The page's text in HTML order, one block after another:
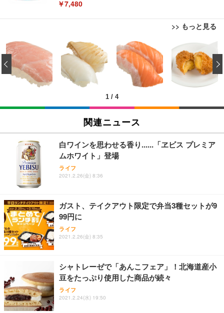
￥7,480
>> もっと見る
[EdoErgo] オフィスチェア 椅子 テレワーク 疲れな
い 跳ね上げ式アームレスト コンパクト 約105度ロッ
キング pc 事務椅子 360度回転 座面昇降 強化ナイロ
ン樹脂ベース 通気性メッシュ 在宅ワーク H-WY01
(黒網+黒枠+黒足)
￥5,699
SIHOO B100 オフィスチェア／デスクチェア メッシ
ュチェア 人間工学 疲れない ブラック
￥27,999
Sezlife オフィスチェア デスクチェア 疲れない テレ
ワーク チェア 強化バックレスト 30度ロッキング機
能 人間工学 椅子 腰サポート 90度跳ね上げ式アーム
ョン PCチェア 通気性メッシュ ゲーミング/勉強/事
務用 おしゃれ パソコンチェア (ブラック)
Sezlife オフィスチェア デスクチェア 疲れない テレ
ワーク チェア 強化バックレスト 30度ロッキング機
能 人間工学 椅子 腰サポート 90度跳ね上げ式アーム
務用 おしゃれ パソコンチェア (ホワイト)
ANDWINT オフィスチェア デスクチェア 肘なし メ
ッシュ 通気性 ランバーサポート付き 腰サポート ガ
ス圧無段階昇降 360度回転 キャスター付き コンパク
EIZO ビジネス向けプレミアムモニター | FlexScan
EV3240X-WT | 31.5型4K UHD・USB Type-C・ホワ
イト
￥105,595
EIZO ビジネス向けプレミアムモニター | FlexScan
￥109,572
【純正品】27"ゲーミングモニター DualSense 充電
フック付き（CFI-ZDM1J）
【整備済み品】Dell E2724HS 27インチ 液晶モニタ
ー フルHD（1920×1080）VA 非光沢 HDMI/DisplayP
ort/VGA スピーカー内蔵 高さ調整 スイベル VESA対
【MiniLED/24.5inch/280Hz/FHD】GRAPHT THE S
HOOTER Gaming Monitor 24” Essential ゲーミン
グモニター QD 24.5インチ 1ms FHD 量子ドット 残
Amazonベーシック ペットシーツ 薄型 レギュラー 1
回使い捨て 無香料 ホワイト 300枚
￥3,373
Amazonベーシック ペットシーツ 厚型 ワイド 42枚
x2袋(84枚) ホワイト(吸収面:ライトブルー)
￥3,234
ネオ・ルーライフ ネオ・オムツ L 中型犬用 26枚入
り 単品
Smart Basic(スマートベーシック) 【Amazon.co.jp
限定】 Smart Basic アイリスオーヤマ ペットシーツ
超厚型 お徳用 ワイド 100枚入 (x 1) (ケース販売)
アイリスオーヤマ ペットシーツ 超厚型 お徳用 レギ
ュラー 200枚入【Amazon.co.jp限定】
1 / 4
‹
関連ニュース
白ワインを思わせる香り......「ヱビス プレミア
ムホワイト」登場
ライフ
2021.2.26(金) 8:36
ガスト、テイクアウト限定で弁当3種セットが9
99円に
ライフ
2021.2.26(金) 8:35
シャトレーゼで「あんこフェア」！北海道産小
豆をたっぷり使用した商品が続々
ライフ
2021.2.24(水) 19:50